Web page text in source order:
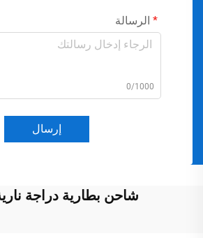
الرسالة
0/1000
إرسال
شاحن بطارية دراجة